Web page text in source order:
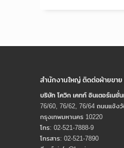
สำนักงานใหญ่ ติดต่อฝ่ายขาย
บริษัท โควิก เคทท์ อินเตอร์เนชั่
76/60, 76/62, 76/64 ถนนแจ้ง
กรุงเทพมหานคร 10220
โทร: 02-521-7888-9
โทรสาร: 02-521-7890